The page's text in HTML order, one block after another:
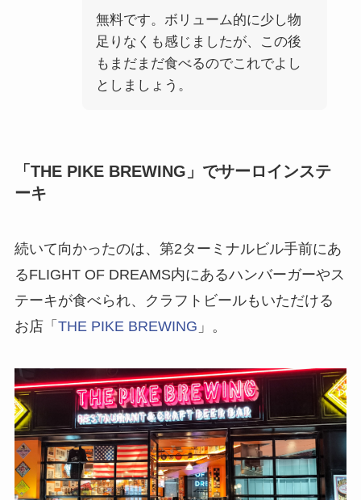
無料です。ボリューム的に少し物
足りなくも感じましたが、この後
もまだまだ食べるのでこれでよし
としましょう。
「THE PIKE BREWING」でサーロインステ
ーキ
続いて向かったのは、第2ターミナルビル手前にあ
るFLIGHT OF DREAMS内にあるハンバーガーやス
テーキが食べられ、クラフトビールもいただける
お店「 THE PIKE BREWING 」。